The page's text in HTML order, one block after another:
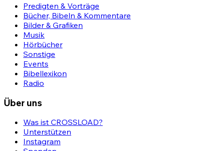
Predigten & Vorträge
Bücher, Bibeln & Kommentare
Bilder & Grafiken
Musik
Hörbücher
Sonstige
Events
Bibellexikon
Radio
Über uns
Was ist CROSSLOAD?
Unterstützen
Instagram